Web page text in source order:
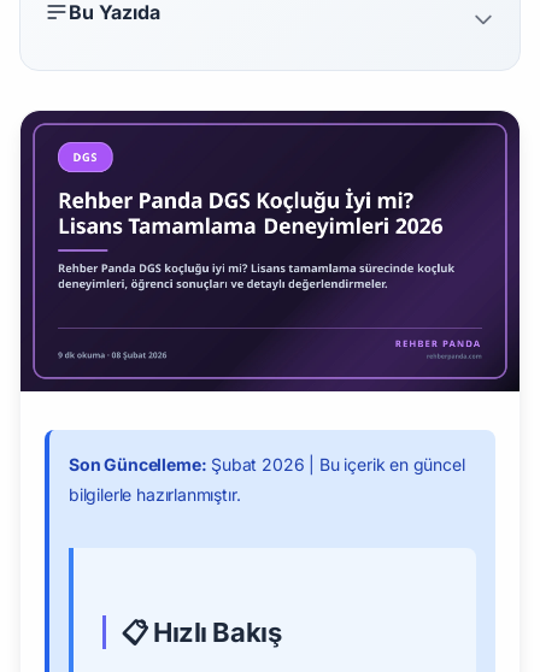
Bu Yazıda
Son Güncelleme: Şubat 2026 | Bu içerik en güncel
bilgilerle hazırlanmıştır.
📋 Hızlı Bakış